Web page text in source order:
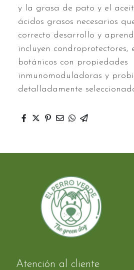
y la grasa de pato y el
ácidos grasos necesarios
correcto desarrollo y
incluyen condroprotectores,
botánicos con propiedades
inmunomoduladoras y
detalladamente
Atención al cliente